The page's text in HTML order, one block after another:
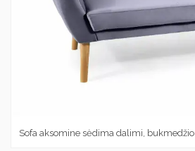
Sofa aksomine sėdima dalimi,